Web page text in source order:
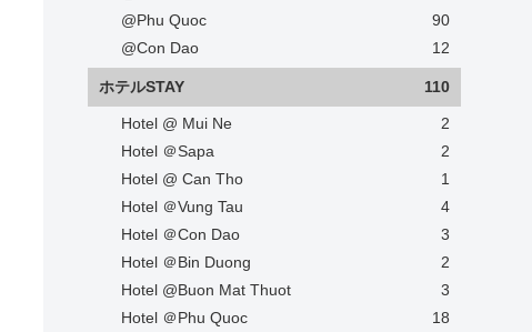
@Phu Quoc
90
@Con Dao
12
ホテルSTAY 110
Hotel @ Mui Ne
2
Hotel ＠Sapa
2
Hotel @ Can Tho
1
Hotel ＠Vung Tau
4
Hotel ＠Con Dao
3
Hotel ＠Bin Duong
2
Hotel @Buon Mat Thuot
3
Hotel ＠Phu Quoc
18